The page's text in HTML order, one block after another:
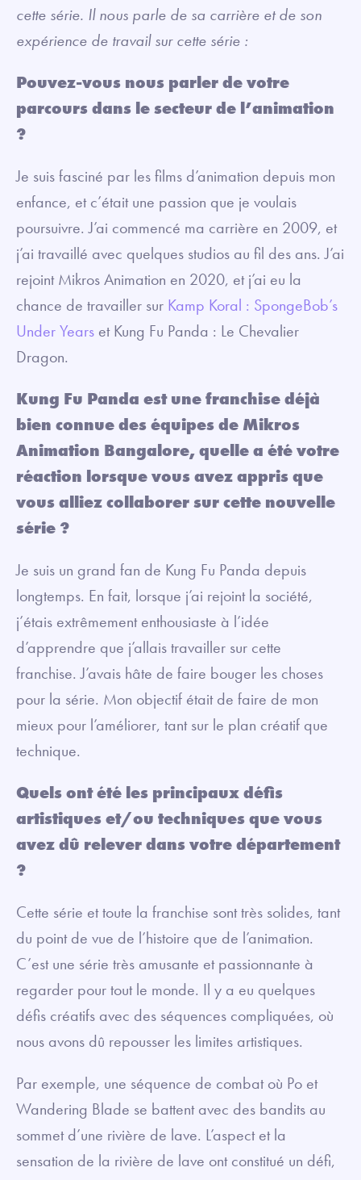
cette série. Il nous parle de sa carrière et de son
expérience de travail sur cette série :
Pouvez-vous nous parler de votre
parcours dans le secteur de l’animation
?
Je suis fasciné par les films d’animation depuis mon
enfance, et c’était une passion que je voulais
poursuivre. J’ai commencé ma carrière en 2009, et
j’ai travaillé avec quelques studios au fil des ans. J’ai
rejoint Mikros Animation en 2020, et j’ai eu la
chance de travailler sur Kamp Koral : SpongeBob’s
Under Years et Kung Fu Panda : Le Chevalier
Dragon.
Kung Fu Panda est une franchise déjà
bien connue des équipes de Mikros
Animation Bangalore, quelle a été votre
réaction lorsque vous avez appris que
vous alliez collaborer sur cette nouvelle
série ?
Je suis un grand fan de Kung Fu Panda depuis
longtemps. En fait, lorsque j’ai rejoint la société,
j’étais extrêmement enthousiaste à l’idée
d’apprendre que j’allais travailler sur cette
franchise. J’avais hâte de faire bouger les choses
pour la série. Mon objectif était de faire de mon
mieux pour l’améliorer, tant sur le plan créatif que
technique.
Quels ont été les principaux défis
artistiques et/ou techniques que vous
avez dû relever dans votre département
?
Cette série et toute la franchise sont très solides, tant
du point de vue de l’histoire que de l’animation.
C’est une série très amusante et passionnante à
regarder pour tout le monde. Il y a eu quelques
défis créatifs avec des séquences compliquées, où
nous avons dû repousser les limites artistiques.
Par exemple, une séquence de combat où Po et
Wandering Blade se battent avec des bandits au
sommet d’une rivière de lave. L’aspect et la
sensation de la rivière de lave ont constitué un défi,